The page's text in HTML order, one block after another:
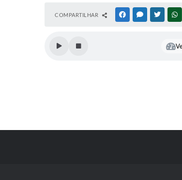
COMPARTILHAR FACEBOOKMESSENGER
TWITTER